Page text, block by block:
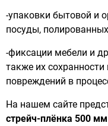
-упаковки бытовой и
посуды,
-фиксации мебели и
также их
повреждений в
На нашем сайте
стрейч-плёнка 500